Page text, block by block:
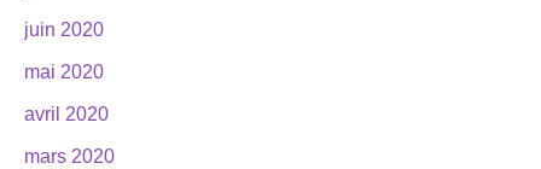
juin 2020
mai 2020
avril 2020
mars 2020